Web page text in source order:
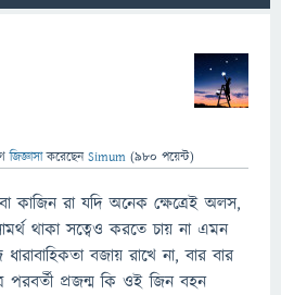
জিজ্ঞাসাকরেছেনSimum (980 পয়েন্ট)
কাজিন রা যদি অনেক ক্ষেত্রেই অলস,
সামর্থ থাকা সত্বেও করতে চায় না এমন
বজায় রাখে না, বার বার
পরবর্তী প্রজন্ম কি ওই জিন বহন